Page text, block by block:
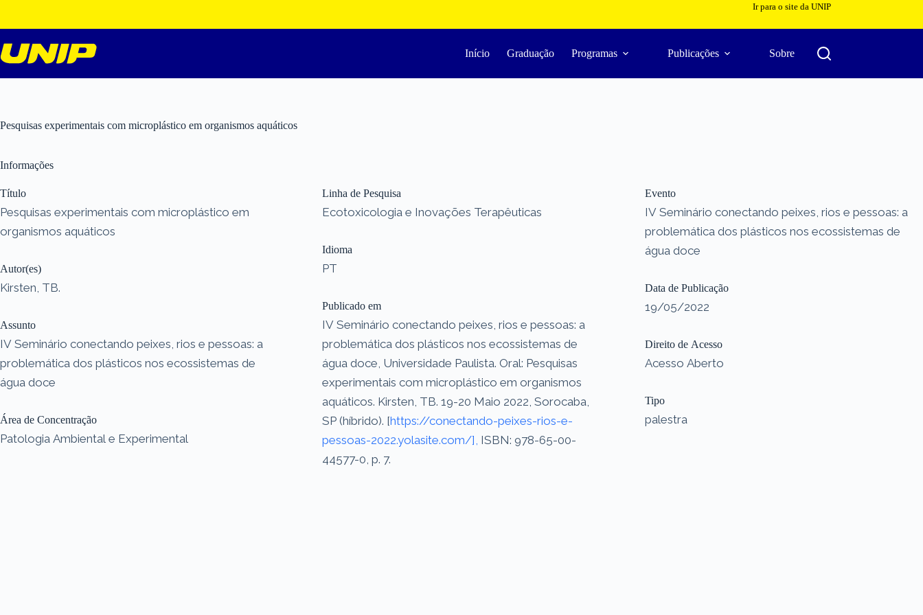
o
conteúdo
Ir para o site da UNIP
Início Graduação Programas Publicações Sobre
Pesquisas experimentais com microplástico em organismos aquáticos
Informações
Título
Pesquisas experimentais com microplástico em
organismos aquáticos
Autor(es)
Kirsten, TB.
Assunto
IV Seminário conectando peixes, rios e pessoas: a
problemática dos plásticos nos ecossistemas de
água doce
Área de Concentração
Patologia Ambiental e Experimental
Linha de Pesquisa
Ecotoxicologia e Inovações Terapêuticas
Idioma
PT
Publicado em
IV Seminário conectando peixes, rios e pessoas: a
problemática dos plásticos nos ecossistemas de
água doce, Universidade Paulista. Oral: Pesquisas
experimentais com microplástico em organismos
aquáticos. Kirsten, TB. 19-20 Maio 2022, Sorocaba,
SP (híbrido). [https://conectando-peixes-rios-e-
pessoas-2022.yolasite.com/], ISBN: 978-65-00-
44577-0, p. 7.
Evento
IV Seminário conectando peixes, rios e pessoas: a
problemática dos plásticos nos ecossistemas de
água doce
Data de Publicação
19/05/2022
Direito de Acesso
Acesso Aberto
Tipo
palestra